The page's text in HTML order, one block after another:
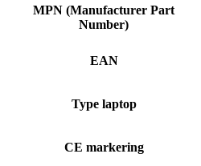
MPN (Manufacturer Part
Number)
EAN
Type laptop
CE markering